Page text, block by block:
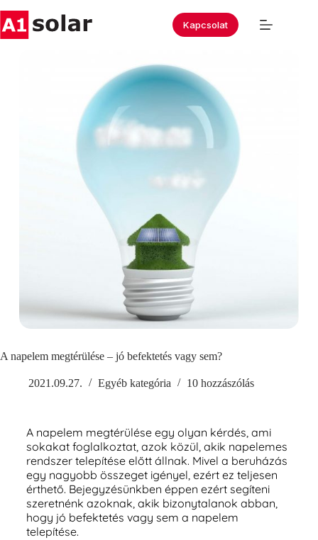
Kapcsolat
A napelem megtérülése – jó befektetés vagy sem?
2021.09.27. Egyéb kategória 10 hozzászólás
A napelem megtérülése egy olyan kérdés, ami
sokakat foglalkoztat, azok közül, akik napelemes
rendszer telepítése előtt állnak. Mivel a beruházás
egy nagyobb összeget igényel, ezért ez teljesen
érthető. Bejegyzésünkben éppen ezért segíteni
szeretnénk azoknak, akik bizonytalanok abban,
hogy jó befektetés vagy sem a napelem
telepítése.